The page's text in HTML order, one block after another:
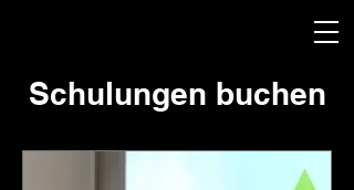
Schulungen buchen